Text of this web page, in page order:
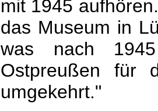
mit 1945
das Museum in
was nach
Ostpreußen für
umgekehrt."